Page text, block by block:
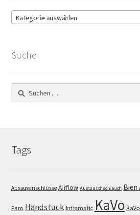
Kategorie auswählen
Suche
Suchen
nach:
Tags
Absauganschlüsse Airflow Austauschschlauch Bien
Faro Handstück Intramatic KaVo